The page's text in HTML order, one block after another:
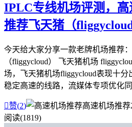
IPLC专线机场评测，
推荐飞天猪（fliggycloud
今天给大家分享一款老牌机场推荐
（fliggycloud） 飞天猪机场
场，飞天猪机场fliggycloud表现十
稳定高速的线路，流媒体专项优化
赞(2) 高速机场推荐
阅读(1819)